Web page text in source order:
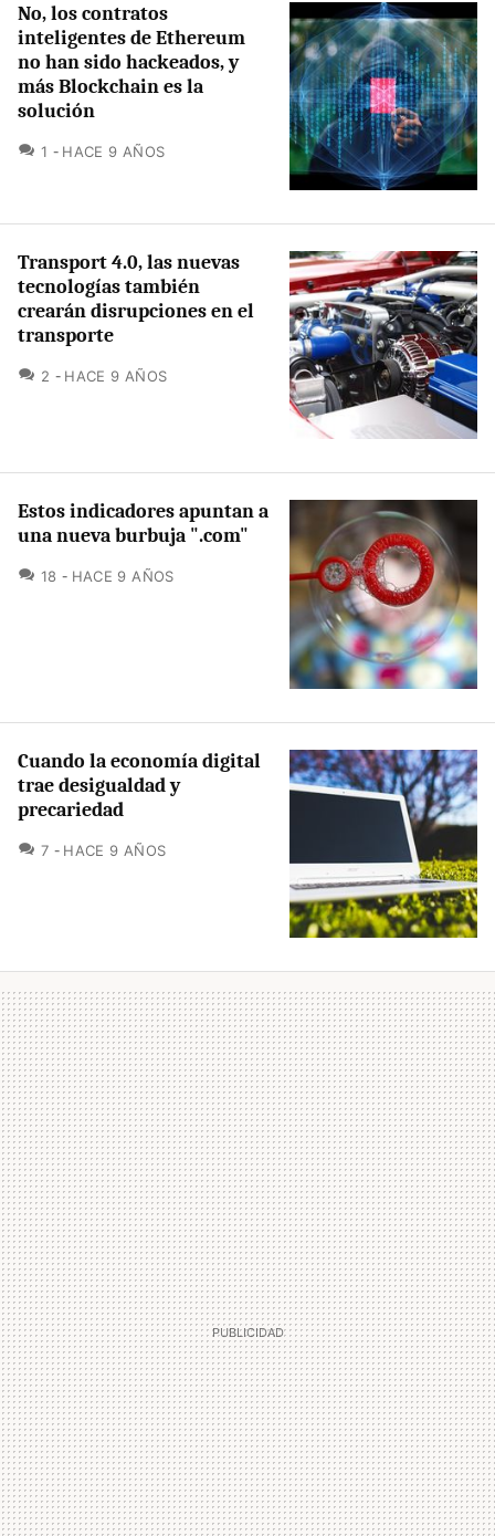
No, los contratos
inteligentes de Ethereum
no han sido hackeados, y
más Blockchain es la
solución
1 COMENTARIOS
HACE 9 AÑOS
Transport 4.0, las nuevas
tecnologías también
crearán disrupciones en el
transporte
2 COMENTARIOS
HACE 9 AÑOS
Estos indicadores apuntan a
una nueva burbuja ".com"
18 COMENTARIOS
HACE 9 AÑOS
Cuando la economía digital
trae desigualdad y
precariedad
7 COMENTARIOS
HACE 9 AÑOS